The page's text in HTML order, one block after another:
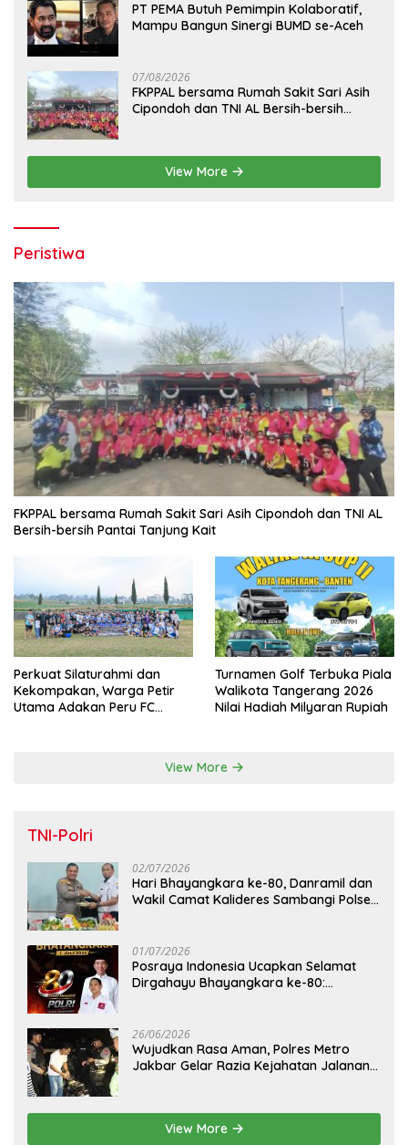
PT PEMA Butuh Pemimpin Kolaboratif,
Mampu Bangun Sinergi BUMD se-Aceh
07/08/2026
FKPPAL bersama Rumah Sakit Sari Asih
Cipondoh dan TNI AL Bersih-bersih
View More
Peristiwa
FKPPAL bersama Rumah Sakit Sari Asih Cipondoh dan TNI AL
Bersih-bersih Pantai Tanjung Kait
Perkuat Silaturahmi dan
Kekompakan, Warga Petir
Utama Adakan Peru FC
Turnamen Golf Terbuka Piala
Walikota Tangerang 2026
Nilai Hadiah Milyaran Rupiah
View More
TNI-Polri
02/07/2026
Hari Bhayangkara ke-80, Danramil dan
Wakil Camat Kalideres Sambangi Polsek
01/07/2026
Posraya Indonesia Ucapkan Selamat
Dirgahayu Bhayangkara ke-80:
26/06/2026
Wujudkan Rasa Aman, Polres Metro
Jakbar Gelar Razia Kejahatan Jalanan
View More